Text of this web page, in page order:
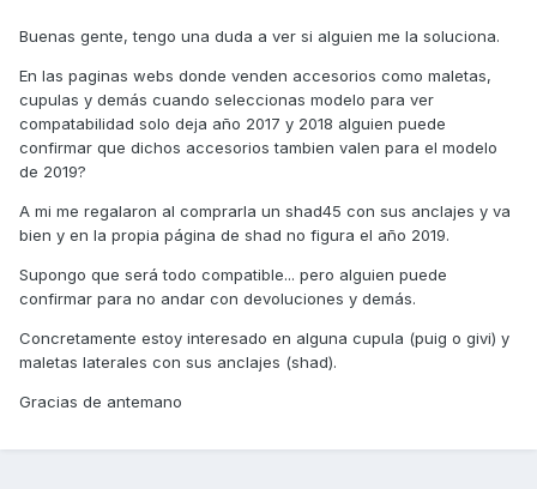
Buenas gente, tengo una duda a ver si alguien me la soluciona.
En las paginas webs donde venden accesorios como maletas,
cupulas y demás cuando seleccionas modelo para ver
compatabilidad solo deja año 2017 y 2018 alguien puede
confirmar que dichos accesorios tambien valen para el modelo
de 2019?
A mi me regalaron al comprarla un shad45 con sus anclajes y va
bien y en la propia página de shad no figura el año 2019.
Supongo que será todo compatible... pero alguien puede
confirmar para no andar con devoluciones y demás.
Concretamente estoy interesado en alguna cupula (puig o givi) y
maletas laterales con sus anclajes (shad).
Gracias de antemano